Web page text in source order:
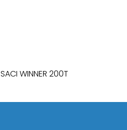
WINNER 200T